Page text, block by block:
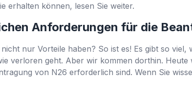
erhalten können, lesen Sie weiter.
Anforderungen für die
nur Vorteile haben? So ist es! Es gibt so viel,
verloren geht. Aber wir kommen dorthin.
von N26 erforderlich sind. Wenn Sie